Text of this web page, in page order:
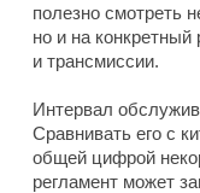
полезно смотреть
но и на конкретный
и трансмиссии.
Интервал
Сравнивать его с
общей цифрой
регламент может